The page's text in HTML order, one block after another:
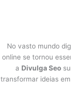
No vasto mundo
online se tornou
a Divulga Seo
transformar ideias